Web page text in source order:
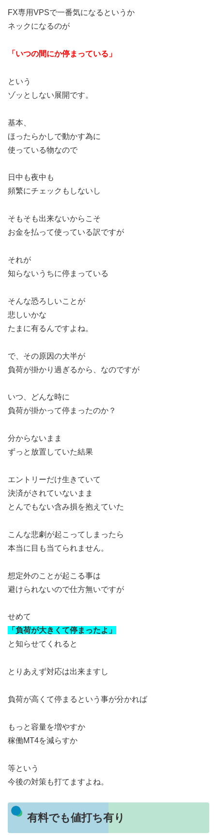
FX専用VPSで一番気になるというか
ネックになるのが
「いつの間にか停まっている」
という
ゾッとしない展開です。
基本、
ほったらかしで動かす為に
使っている物なので
日中も夜中も
頻繁にチェックもしないし
そもそも出来ないからこそ
お金を払って使っている訳ですが
それが
知らないうちに停まっている
そんな恐ろしいことが
悲しいかな
たまに有るんですよね。
で、その原因の大半が
負荷が掛かり過ぎるから、なのですが
いつ、どんな時に
負荷が掛かって停まったのか？
分からないまま
ずっと放置していた結果
エントリーだけ生きていて
決済がされていないまま
とんでもない含み損を抱えていた
こんな悲劇が起こってしまったら
本当に目も当てられません。
想定外のことが起こる事は
避けられないので仕方無いですが
せめて
「負荷が大きくて停まったよ」
と知らせてくれると
とりあえず対応は出来ますし
負荷が高くて停まるという事が分かれば
もっと容量を増やすか
稼働MT4を減らすか
等という
今後の対策も打てますよね。
有料でも値打ち有り